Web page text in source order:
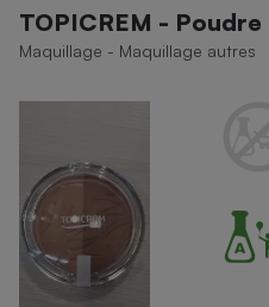
TOPICREM -
Maquillage - Maquillage autres